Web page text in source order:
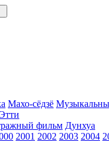
Махо-сёдзё
фильм Дунхуа
2001 2002 2003 2004